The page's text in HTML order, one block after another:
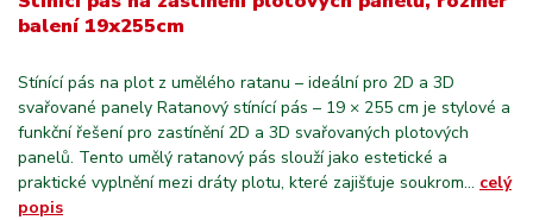
balení 19x255cm
Stínící pás na plot z umělého ratanu – ideální pro 2D a 3D
svařované panely Ratanový stínící pás – 19 × 255 cm je stylové a
funkční řešení pro zastínění 2D a 3D svařovaných plotových
panelů. Tento umělý ratanový pás slouží jako estetické a
praktické vyplnění mezi dráty plotu, které zajišťuje soukrom... celý
popis